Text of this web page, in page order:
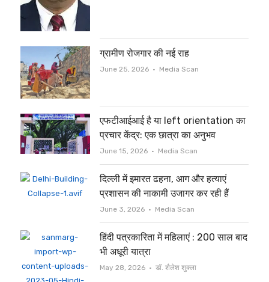
ग्रामीण रोजगार की नई राह
June 25, 2026 Author
Media Scan
एफटीआईआई है या left orientation का
प्रचार केंद्र: एक छात्रा का अनुभव
June 15, 2026 Author
Media Scan
दिल्ली में इमारत ढहना, आग और हत्याएं
प्रशासन की नाकामी उजागर कर रही हैं
June 3, 2026 Author
Media Scan
हिंदी पत्रकारिता में महिलाएं : 200 साल बाद
भी अधूरी यात्रा
May 28, 2026 Author
डॉ. शैलेश शुक्ला